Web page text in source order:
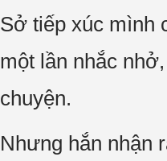
Sở tiếp xúc mình
một lần nhắc
chuyện.
Nhưng hắn nhận